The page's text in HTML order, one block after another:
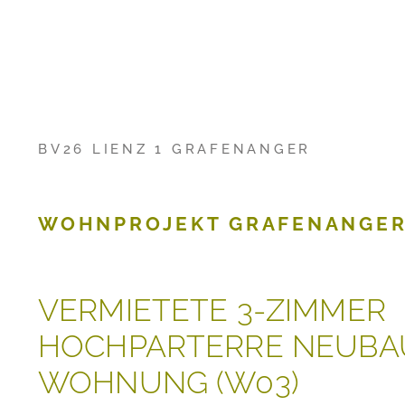
BV26 LIENZ 1 GRAFENANGER
WOHNPROJEKT
VERMIETETE 3-ZIMMER
HOCHPARTERRE
WOHNUNG (W03)